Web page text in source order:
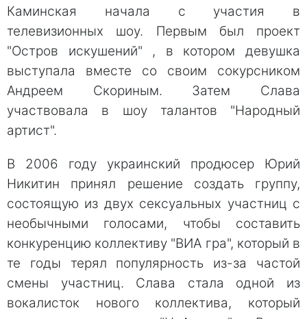
Каминская начала с участия в
телевизионных шоу. Первым был проект
"Остров искушений" , в котором девушка
выступала вместе со своим сокурсником
Андреем Скориным. Затем Слава
участвовала в шоу талантов "Народный
артист".
В 2006 году украинский продюсер Юрий
Никитин принял решение создать группу,
состоящую из двух сексуальных участниц с
необычными голосами, чтобы составить
конкуренцию коллективу "ВИА гра", который в
те годы терял популярность из-за частой
смены участниц. Слава стала одной из
вокалисток нового коллектива, который